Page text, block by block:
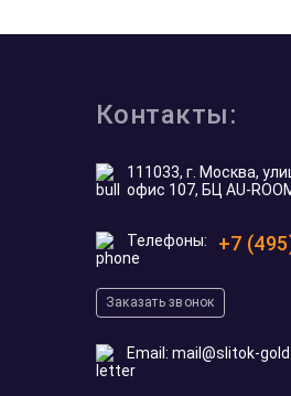
Контакты:
111033, г. Москва,
офис 107, БЦ AU-
Телефоны: +7
Заказать звонок
Email: mail@slitok-